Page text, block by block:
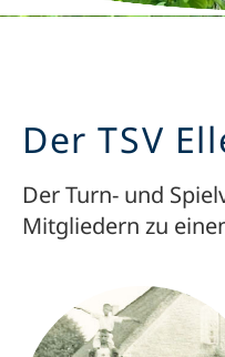
Der TSV
Der Turn- und
Mitgliedern zu